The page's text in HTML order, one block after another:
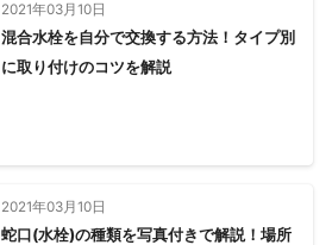
2021年03月10日
混合水栓を自分で交換する方法！タイプ別
に取り付けのコツを解説
2021年03月10日
蛇口(水栓)の種類を写真付きで解説！場所